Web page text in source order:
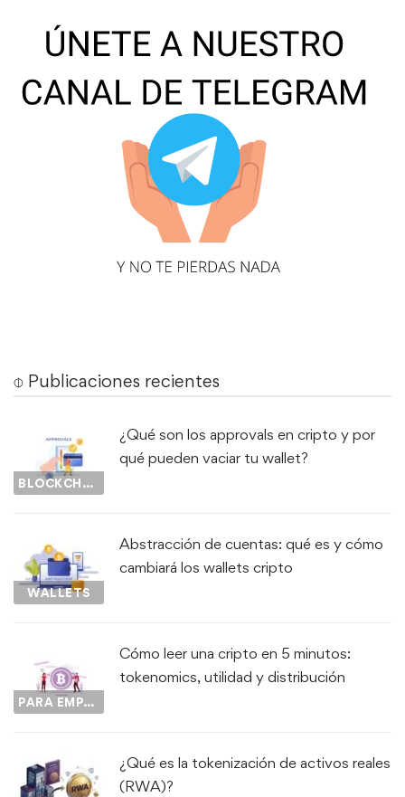
⌽ Publicaciones recientes
BLOCKCHAIN
¿Qué son los approvals en cripto y por
qué pueden vaciar tu wallet?
WALLETS
Abstracción de cuentas: qué es y cómo
cambiará los wallets cripto
PARA EMPEZAR...
Cómo leer una cripto en 5 minutos:
tokenomics, utilidad y distribución
¿Qué es la tokenización de activos reales
(RWA)?